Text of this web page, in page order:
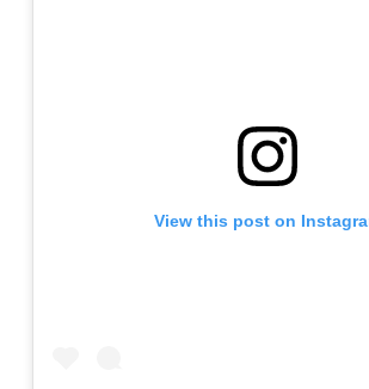
View this post on